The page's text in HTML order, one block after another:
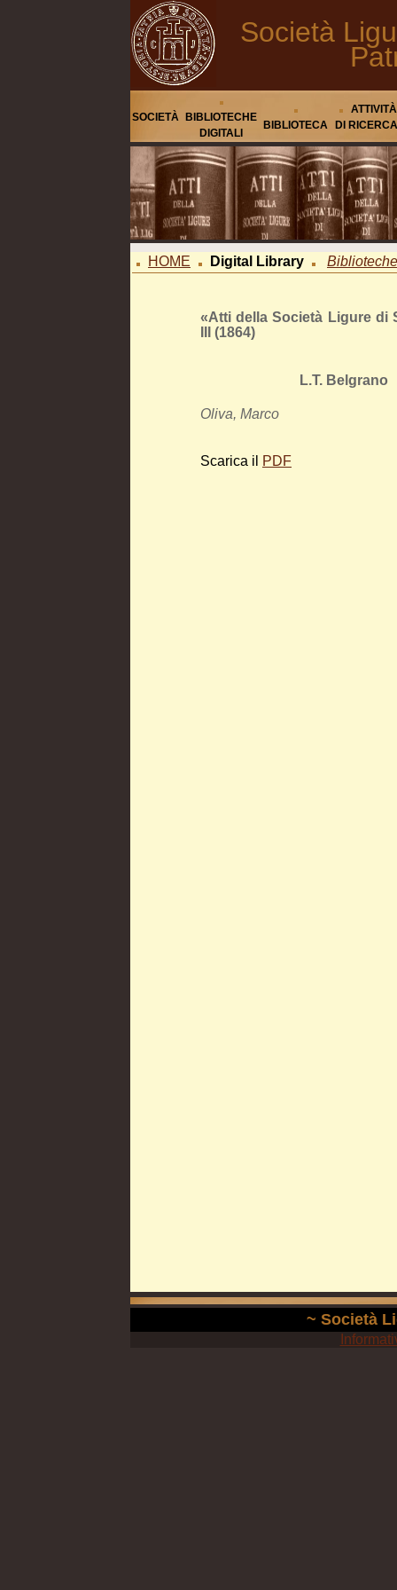
Società
SOCIETÀ
BIBLIOTECHE
DIGITALI
BIBLIOTECA
ATTIVITÀ
DI RICERCA
HOME Digital Library
«Atti della Società Ligure di
III (1864)
L.T. Belgrano
Oliva, Marco
Scarica il PDF
~ Società